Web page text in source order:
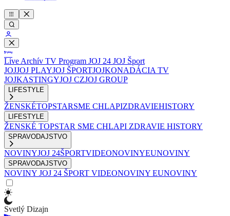
Live Archív TV Program JOJ 24 JOJ Šport
JOJJOJ PLAYJOJ ŠPORTJOJKONADÁCIA TV
JOJKASTINGYJOJ CZJOJ GROUP
LIFESTYLE
ŽENSKÉTOPSTARSME CHLAPIZDRAVIEHISTORY
LIFESTYLE
ŽENSKÉ TOPSTAR SME CHLAPI ZDRAVIE HISTORY
SPRAVODAJSTVO
NOVINYJOJ 24ŠPORTVIDEONOVINYEUNOVINY
SPRAVODAJSTVO
NOVINY JOJ 24 ŠPORT VIDEONOVINY EUNOVINY
Svetlý Dizajn